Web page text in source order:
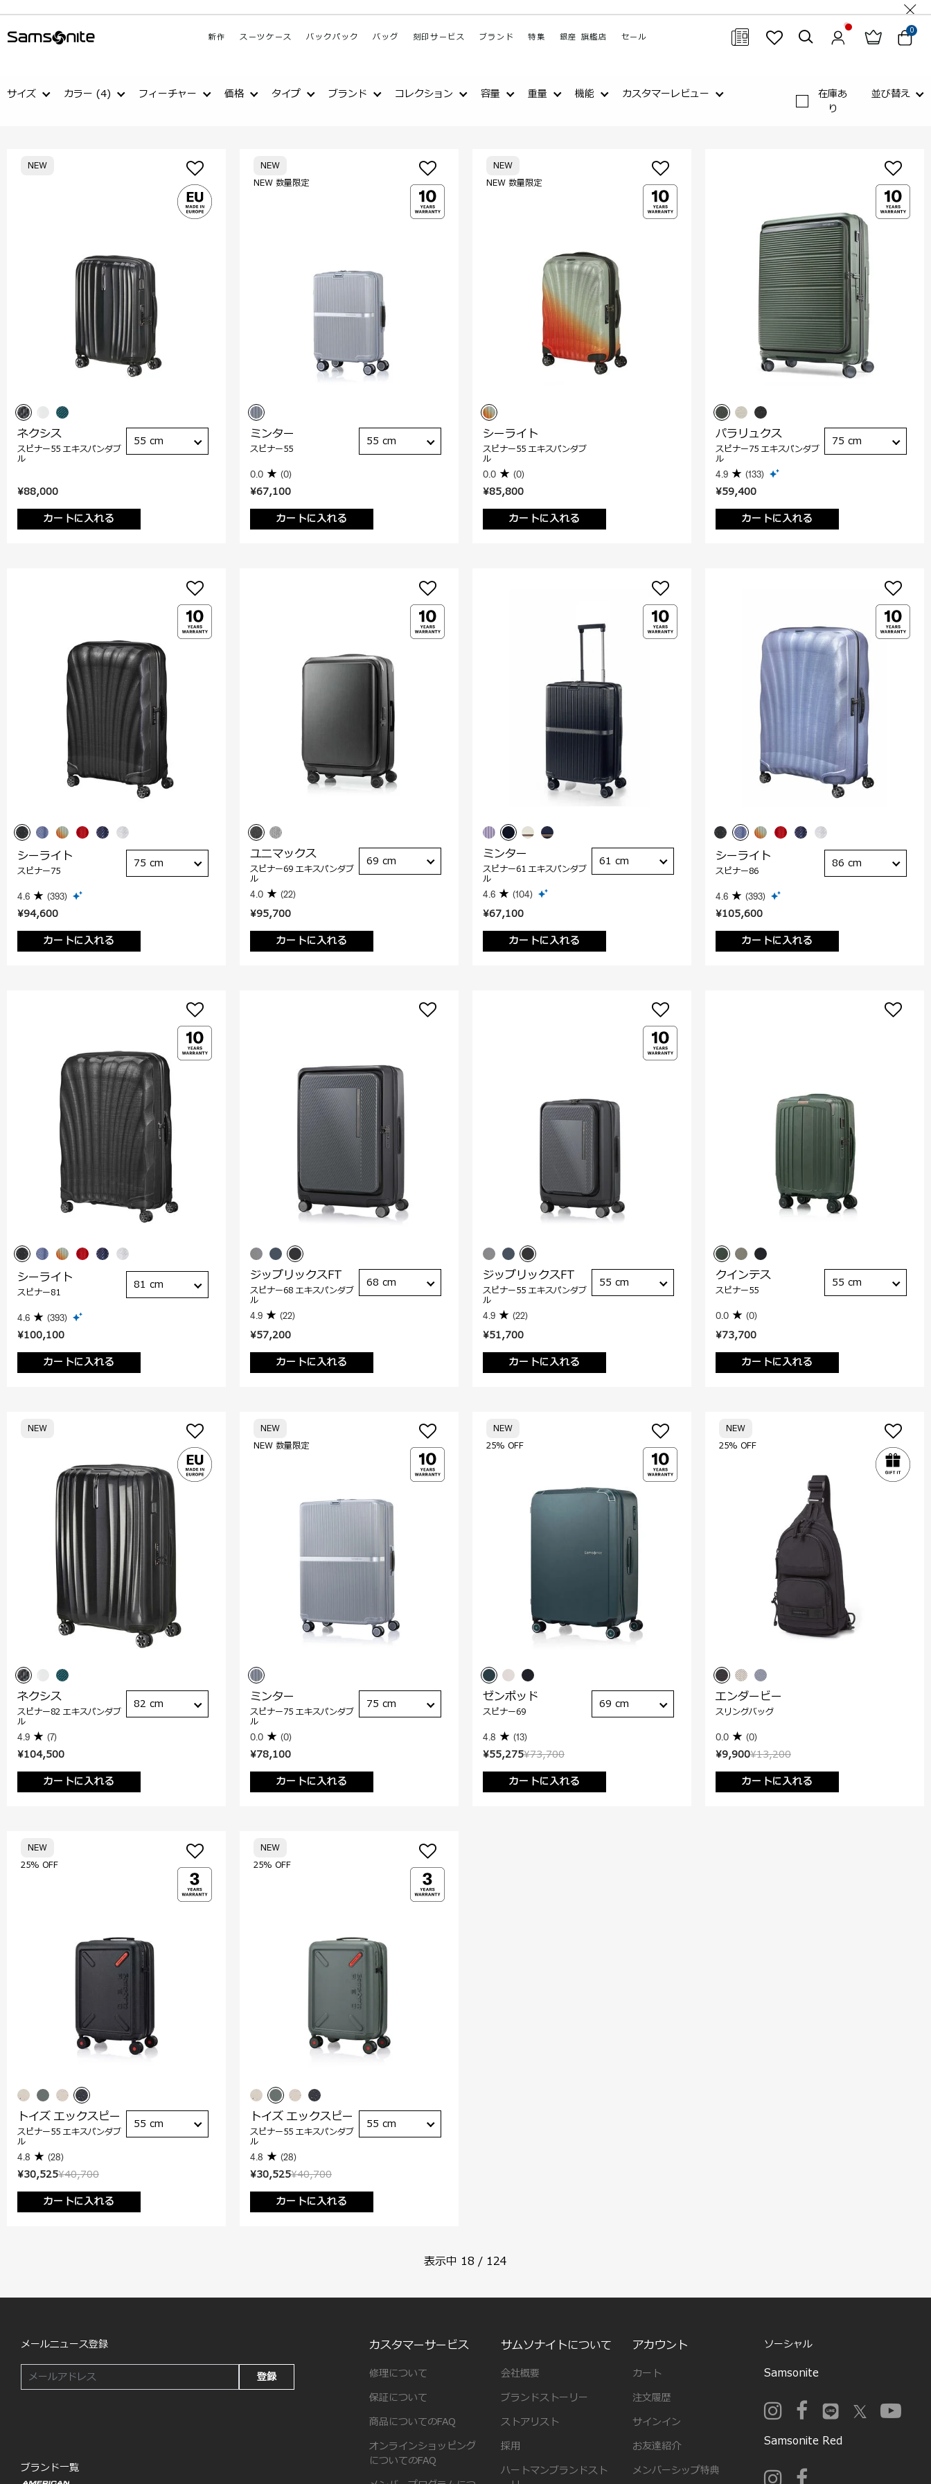
新作 スーツケース バックパック バッグ 刻印サービス ブランド 特集 銀座 旗艦店 セール
0
閉じる
サイズ カラー (4) フィーチャー 価格 タイプ ブランド コレクション 容量 重量 機能 カスタマーレビュー
在庫あ
り
並び替え
¥88,000
カートに入れる
NEW
ネクシス
スピナー55 エキスパンダブ
ル
55 cm
¥67,100
カートに入れる
NEW 数量限定
NEW
ミンター
スピナー55
0.0 (0)
55 cm
¥85,800
カートに入れる
NEW 数量限定
NEW
シーライト
スピナー55 エキスパンダブ
ル
0.0 (0)
¥59,400
カートに入れる
パラリュクス
スピナー75 エキスパンダブ
ル
4.9 (133)
75 cm
¥94,600
カートに入れる
シーライト
スピナー75
4.6 (393)
75 cm
¥95,700
カートに入れる
ユニマックス
スピナー69 エキスパンダブ
ル
4.0 (22)
69 cm
¥67,100
カートに入れる
ミンター
スピナー61 エキスパンダブ
ル
4.6 (104)
61 cm
¥105,600
カートに入れる
シーライト
スピナー86
4.6 (393)
86 cm
¥100,100
カートに入れる
シーライト
スピナー81
4.6 (393)
81 cm
¥57,200
カートに入れる
ジップリックスFT
スピナー68 エキスパンダブ
ル
4.9 (22)
68 cm
¥51,700
カートに入れる
ジップリックスFT
スピナー55 エキスパンダブ
ル
4.9 (22)
55 cm
¥73,700
カートに入れる
クインテス
スピナー55
0.0 (0)
55 cm
¥104,500
カートに入れる
NEW
ネクシス
スピナー82 エキスパンダブ
ル
4.9 (7)
82 cm
¥78,100
カートに入れる
NEW 数量限定
NEW
ミンター
スピナー75 エキスパンダブ
ル
0.0 (0)
75 cm
¥73,700
¥55,275
カートに入れる
25% OFF
NEW
ゼンポッド
スピナー69
4.8 (13)
69 cm
¥13,200
¥9,900
カートに入れる
25% OFF
NEW
エンダービー
スリングバッグ
0.0 (0)
¥40,700
¥30,525
カートに入れる
25% OFF
NEW
トイズ エックスピー
スピナー55 エキスパンダブ
ル
4.8 (28)
55 cm
¥40,700
¥30,525
カートに入れる
25% OFF
NEW
トイズ エックスピー
スピナー55 エキスパンダブ
ル
4.8 (28)
55 cm
表示中 18 / 124
メールニュース登録
登録
ブランド一覧
カスタマーサービス
修理について
保証について
商品についてのFAQ
オンラインショッピング
についてのFAQ
サムソナイトについて
会社概要
ブランドストーリー
ストアリスト
採用
ハートマンブランドスト
アカウント
カート
注文履歴
サインイン
お友達紹介
メンバーシップ特典
ソーシャル
Samsonite
Samsonite Red